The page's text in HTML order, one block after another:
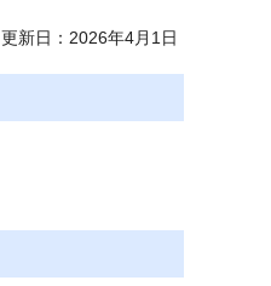
更新日：2026年4月1日